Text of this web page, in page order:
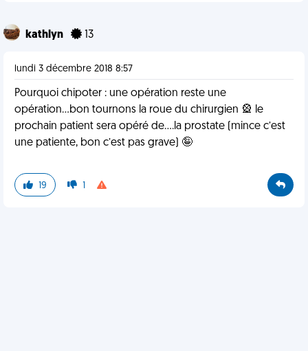
kathlyn 13
lundi 3 décembre 2018 8:57
Pourquoi chipoter : une opération reste une
opération...bon tournons la roue du chirurgien 🎡 le
prochain patient sera opéré de....la prostate (mince c’est
une patiente, bon c’est pas grave) 🤪
19 1